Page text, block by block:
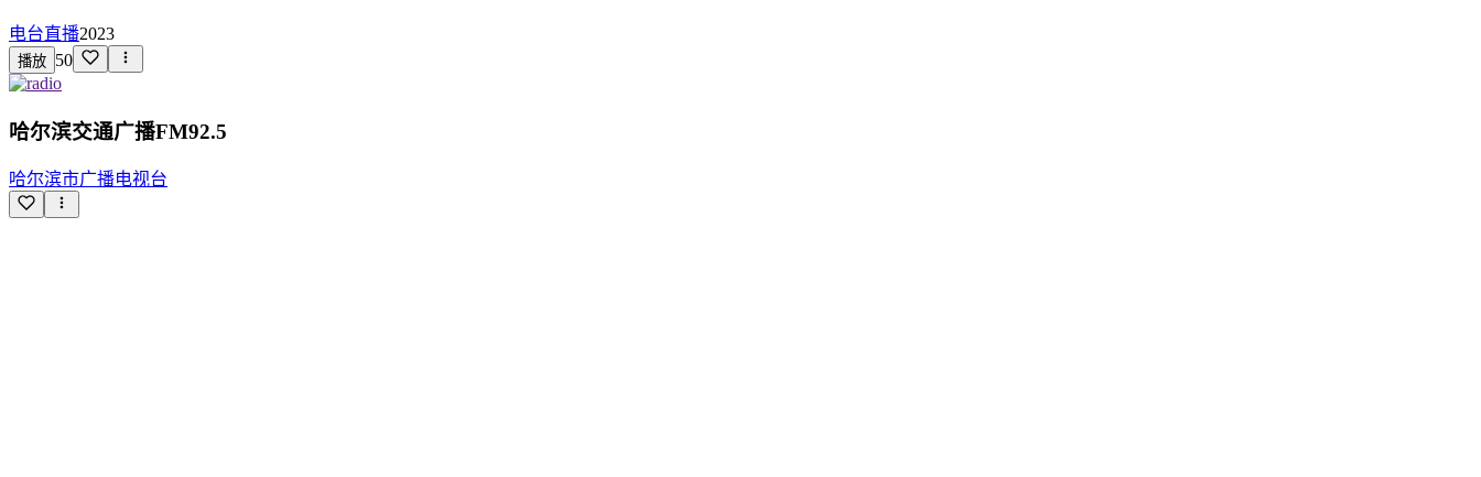
电台直播2023
播放 50
哈尔滨交通广播FM92.5
哈尔滨市广播电视台